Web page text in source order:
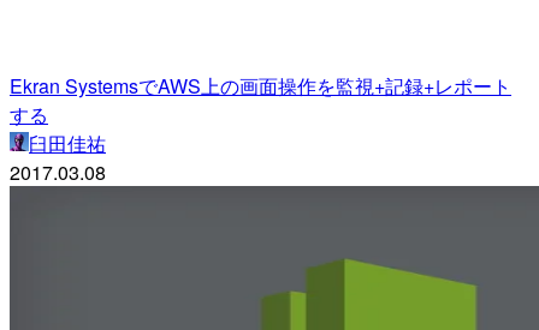
Ekran SystemsでAWS上の画面操作を監視+記録+レポート
する
臼田佳祐
2017.03.08